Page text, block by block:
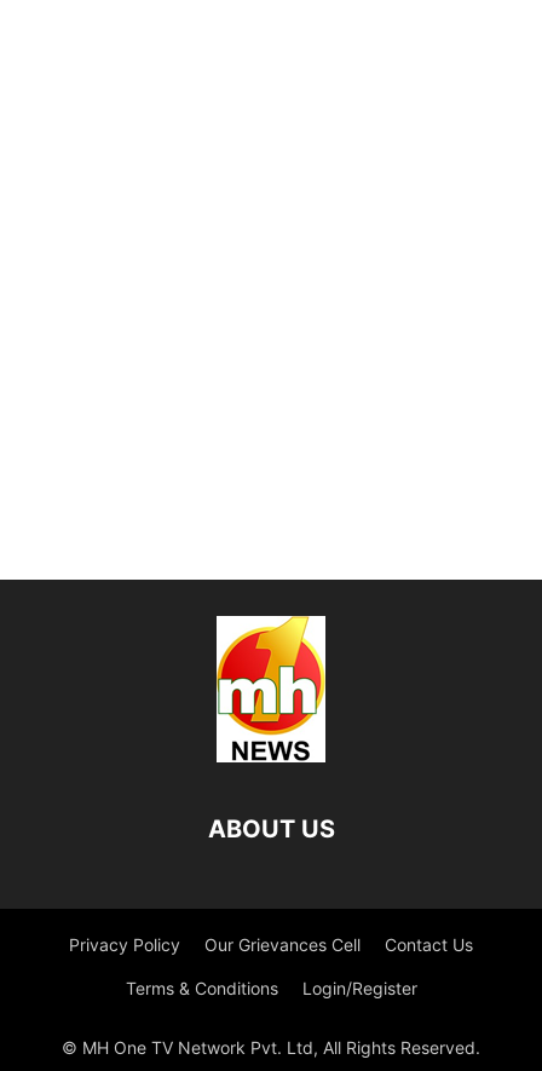
ABOUT US
Privacy Policy Our Grievances Cell Contact Us
Terms & Conditions Login/Register
© MH One TV Network Pvt. Ltd, All Rights Reserved.